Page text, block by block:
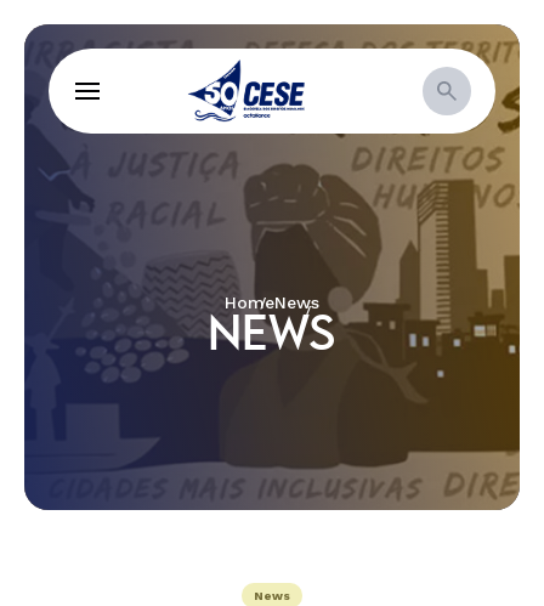
HomeNews
NEWS
News